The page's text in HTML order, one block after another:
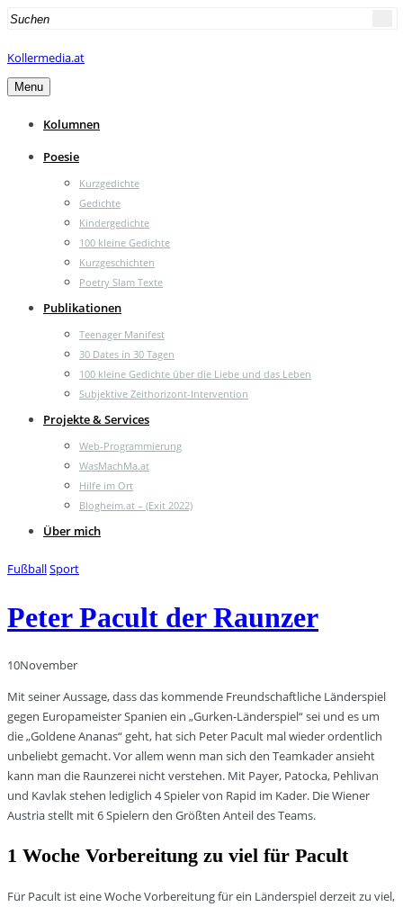
Search
Kollermedia.at
Menu
Kolumnen
Poesie
Kurzgedichte
Gedichte
Kindergedichte
100 kleine Gedichte
Kurzgeschichten
Poetry Slam Texte
Publikationen
Teenager Manifest
30 Dates in 30 Tagen
100 kleine Gedichte über die Liebe und das Leben
Subjektive Zeithorizont-Intervention
Projekte & Services
Web-Programmierung
WasMachMa.at
Hilfe im Ort
Blogheim.at – (Exit 2022)
Über mich
FußballSport
Peter Pacult der Raunzer
10November
Mit seiner Aussage, dass das kommende Freundschaftliche Länderspiel
gegen Europameister Spanien ein „Gurken-Länderspiel“ sei und es um
die „Goldene Ananas“ geht, hat sich Peter Pacult mal wieder ordentlich
unbeliebt gemacht. Vor allem wenn man sich den Teamkader ansieht
kann man die Raunzerei nicht verstehen. Mit Payer, Patocka, Pehlivan
und Kavlak stehen lediglich 4 Spieler von Rapid im Kader. Die Wiener
Austria stellt mit 6 Spielern den Größten Anteil des Teams.
1 Woche Vorbereitung zu viel für Pacult
Für Pacult ist eine Woche Vorbereitung für ein Länderspiel derzeit zu viel,